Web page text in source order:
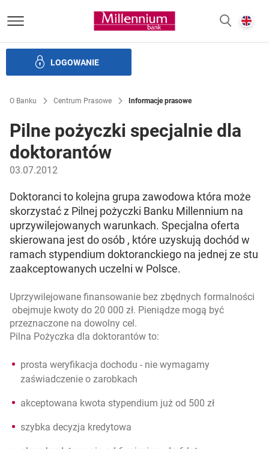
Bank Millennium homepage
LOGOWANIE
O Banku Centrum Prasowe Informacje prasowe
Pilne pożyczki specjalnie dla
doktorantów
03.07.2012
Doktoranci to kolejna grupa zawodowa która może
skorzystać z Pilnej pożyczki Banku Millennium na
uprzywilejowanych warunkach. Specjalna oferta
skierowana jest do osób , które uzyskują dochód w
ramach stypendium doktoranckiego na jednej ze stu
zaakceptowanych uczelni w Polsce.
Uprzywilejowane finansowanie bez zbędnych formalności
obejmuje kwoty do 20 000 zł. Pieniądze mogą być
przeznaczone na dowolny cel.
Pilna Pożyczka dla doktorantów to:
prosta weryfikacja dochodu - nie wymagamy
zaświadczenie o zarobkach
akceptowana kwota stypendium już od 500 zł
szybka decyzja kredytowa